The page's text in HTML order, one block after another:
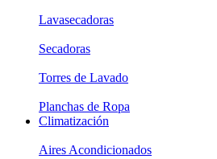
Lavasecadoras
Secadoras
Torres de Lavado
Planchas de Ropa
Climatización
Aires Acondicionados